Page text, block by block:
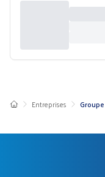
Entreprises